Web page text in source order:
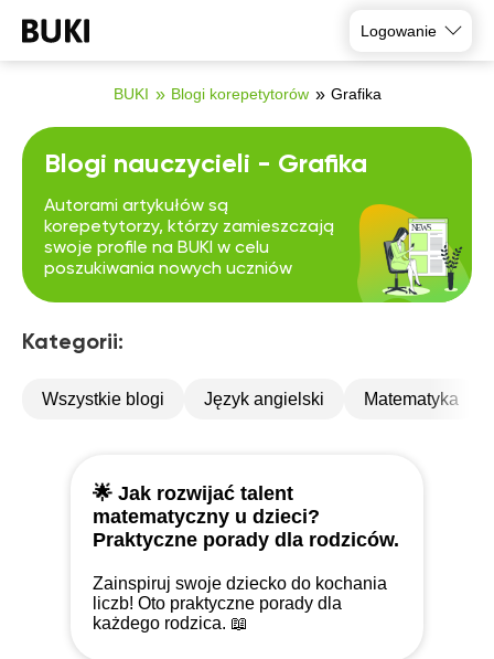
Logowanie
BUKI Blogi korepetytorów Grafika
Blogi nauczycieli - Grafika
Autorami artykułów są
korepetytorzy, którzy zamieszczają
swoje profile na BUKI w celu
poszukiwania nowych uczniów
Kategorii:
Wszystkie blogi Język angielski Matematyka
🌟 Jak rozwijać talent
matematyczny u dzieci?
Praktyczne porady dla rodziców.
Zainspiruj swoje dziecko do kochania
liczb! Oto praktyczne porady dla
każdego rodzica. 📖